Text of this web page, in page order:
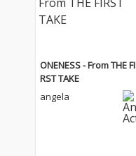
ONENESS - From THE FI
RST TAKE
angela